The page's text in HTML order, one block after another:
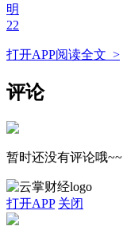
明
22
打开APP阅读全文 >
评论
暂时还没有评论哦~~
打开APP 关闭